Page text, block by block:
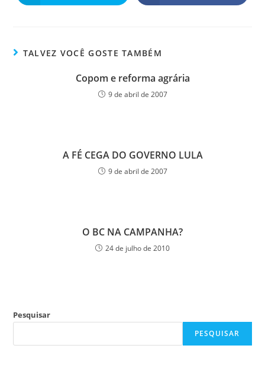
TALVEZ VOCÊ GOSTE TAMBÉM
Copom e reforma agrária
9 de abril de 2007
A FÉ CEGA DO GOVERNO LULA
9 de abril de 2007
O BC NA CAMPANHA?
24 de julho de 2010
Pesquisar
PESQUISAR